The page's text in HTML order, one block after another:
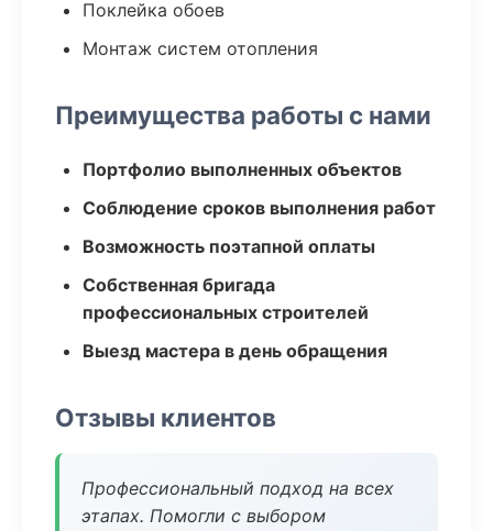
Поклейка обоев
Монтаж систем отопления
Преимущества работы с нами
Портфолио выполненных объектов
Соблюдение сроков выполнения работ
Возможность поэтапной оплаты
Собственная бригада
профессиональных строителей
Выезд мастера в день обращения
Отзывы клиентов
Профессиональный подход на всех
этапах. Помогли с выбором